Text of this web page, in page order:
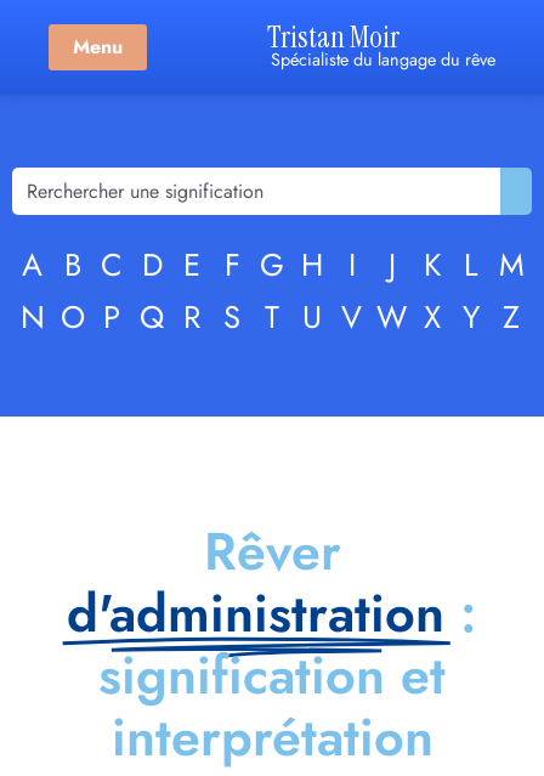
Menu Tristan Moir
Spécialiste du langage du rêve
A B C D E F G H I J K L M
N O P Q R S T U V W X Y Z
Rêver
d'administration :
signification et
interprétation